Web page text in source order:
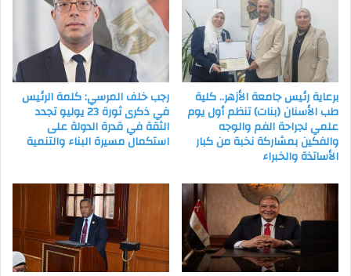
برعاية رئيس جامعة الأزهر.. كلية
طب الأسنان (بنات) تنظم أول يوم
علمي لجراحة الفم والوجه
والفكين بمشاركة نخبة من كبار
الأساتذة والخبراء
رجب خلف المرسي: كلمة الرئيس
في ذكرى ثورة 23 يوليو تجدد
الثقة في قدرة الدولة على
استكمال مسيرة البناء والتنمية